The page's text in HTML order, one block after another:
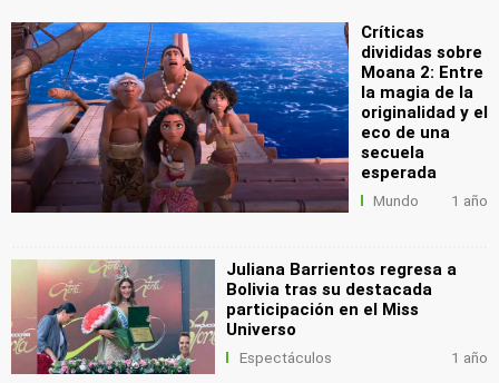
Críticas
divididas sobre
Moana 2: Entre
la magia de la
originalidad y el
eco de una
secuela
esperada
Mundo 1 año
Juliana Barrientos regresa a
Bolivia tras su destacada
participación en el Miss
Universo
Espectáculos 1 año